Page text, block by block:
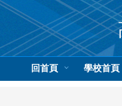
回首頁 學校首頁